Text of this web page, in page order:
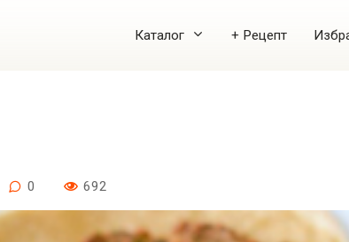
Каталог + Рецепт
0 692